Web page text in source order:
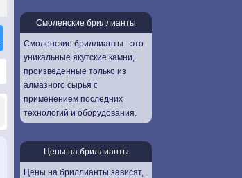
Смоленские бриллианты
Смоленские бриллианты - это
уникальные якутские камни,
произведенные только из
алмазного сырья с
применением последних
технологий и оборудования.
Цены на бриллианты
Цены на бриллианты зависят,